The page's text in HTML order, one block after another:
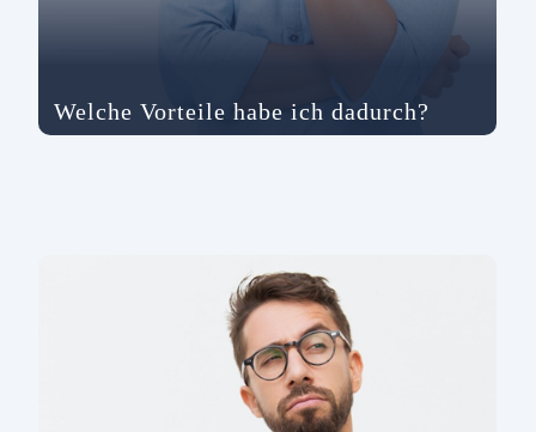
Welche Vorteile habe ich dadurch?